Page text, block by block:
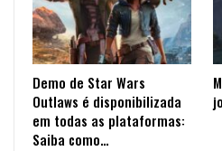
Demo de Star Wars
Outlaws é disponibilizada
em todas as plataformas:
Saiba como…